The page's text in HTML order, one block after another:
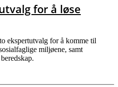
for å løse
ekspertutvalg for å komme til
miljøene, samt